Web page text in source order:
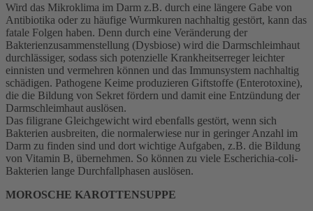
Wird das Mikroklima im Darm z.B. durch eine längere Gabe von
Antibiotika oder zu häufige Wurmkuren nachhaltig gestört, kann das
fatale Folgen haben. Denn durch eine Veränderung der
Bakterienzusammenstellung (Dysbiose) wird die Darmschleimhaut
durchlässiger, sodass sich potenzielle Krankheitserreger leichter
einnisten und vermehren können und das Immunsystem nachhaltig
schädigen. Pathogene Keime produzieren Giftstoffe (Enterotoxine),
die die Bildung von Sekret fördern und damit eine Entzündung der
Darmschleimhaut auslösen.
Das filigrane Gleichgewicht wird ebenfalls gestört, wenn sich
Bakterien ausbreiten, die normalerwiese nur in geringer Anzahl im
Darm zu finden sind und dort wichtige Aufgaben, z.B. die Bildung
von Vitamin B, übernehmen. So können zu viele Escherichia-coli-
Bakterien lange Durchfallphasen auslösen.
MOROSCHE KAROTTENSUPPE